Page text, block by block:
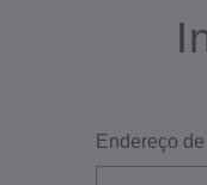
Endereço